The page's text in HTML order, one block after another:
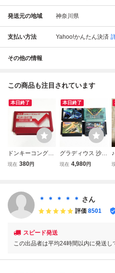
発送元の地域 神奈川県
支払い方法 Yahoo!かんたん決済
その他の情報
この商品も注目されています
本日終了
ドンキーコング３
【動作確認済】８
現在 380円
本日終了
グラディウス 沙羅
曼蛇 グラディウス
可 簡易清掃済 F
現在 4,980円
＊ ＊ ＊ ＊ ＊ さん
評価 8501
スピード発送
この出品者は平均24時間以内に発送し